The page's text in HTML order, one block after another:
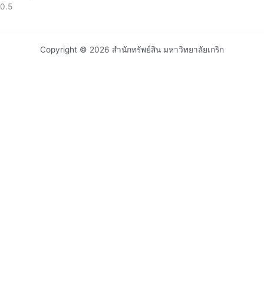
Copyright © 2026 สำนักทรัพย์สิน มหาวิทยาลัยเกริก